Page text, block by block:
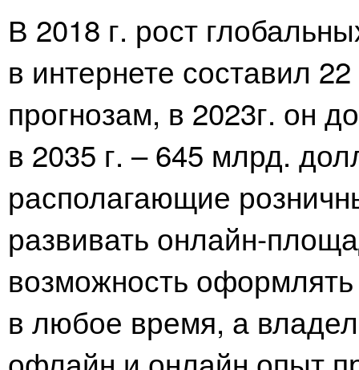
В 2018 г. рост
в интернете составил
прогнозам, в 2023г. он
в 2035 г. – 645 млрд.
располагающие
развивать онлайн-
возможность
в любое время, а